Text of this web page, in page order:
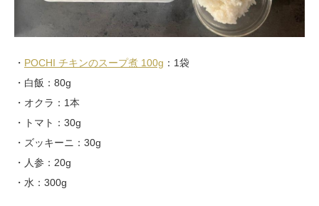
・ POCHI チキンのスープ煮 100g ：1袋
・白飯：80g
・オクラ：1本
・トマト：30g
・ズッキーニ：30g
・人参：20g
・水：300g